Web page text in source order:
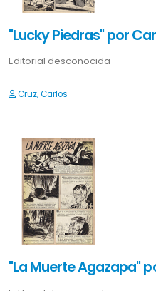
"Lucky Piedras" por
Editorial desconocida
Cruz, Carlos
"La Muerte Agazapa"